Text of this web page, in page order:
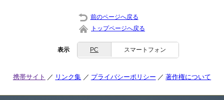
前のページへ戻る
トップページへ戻る
表示 PC スマートフォン
携帯サイト リンク集 プライバシーポリシー 著作権について